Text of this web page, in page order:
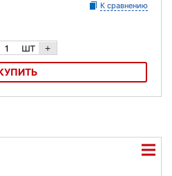
К сравнению
шт +